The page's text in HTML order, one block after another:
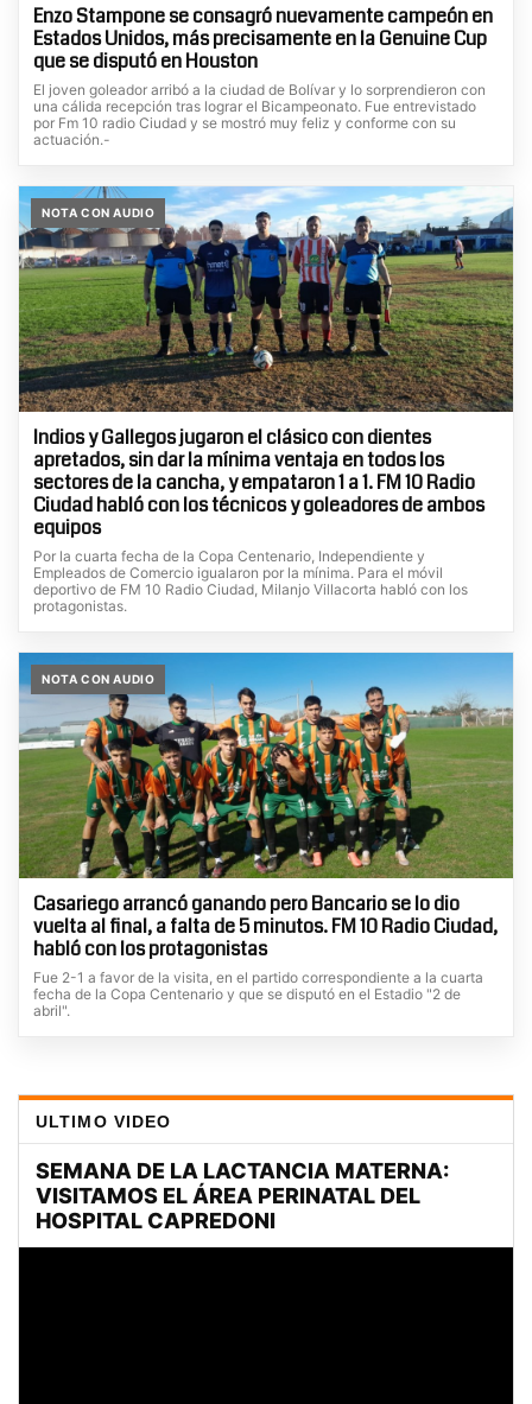
Enzo Stampone se consagró nuevamente campeón en
Estados Unidos, más precisamente en la Genuine Cup
que se disputó en Houston
El joven goleador arribó a la ciudad de Bolívar y lo sorprendieron con
una cálida recepción tras lograr el Bicampeonato. Fue entrevistado
por Fm 10 radio Ciudad y se mostró muy feliz y conforme con su
actuación.-
NOTA CON AUDIO
Indios y Gallegos jugaron el clásico con dientes
apretados, sin dar la mínima ventaja en todos los
sectores de la cancha, y empataron 1 a 1. FM 10 Radio
Ciudad habló con los técnicos y goleadores de ambos
equipos
Por la cuarta fecha de la Copa Centenario, Independiente y
Empleados de Comercio igualaron por la mínima. Para el móvil
deportivo de FM 10 Radio Ciudad, Milanjo Villacorta habló con los
protagonistas.
NOTA CON AUDIO
Casariego arrancó ganando pero Bancario se lo dio
vuelta al final, a falta de 5 minutos. FM 10 Radio Ciudad,
habló con los protagonistas
Fue 2-1 a favor de la visita, en el partido correspondiente a la cuarta
fecha de la Copa Centenario y que se disputó en el Estadio "2 de
abril".
ULTIMO VIDEO